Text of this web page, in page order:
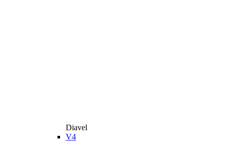
Diavel
V4